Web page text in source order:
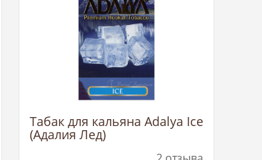
Табак для кальяна Adalya Ice
(Адалия Лед)